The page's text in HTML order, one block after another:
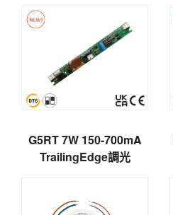
G5RT 7W 150-700mA
TrailingEdge調光